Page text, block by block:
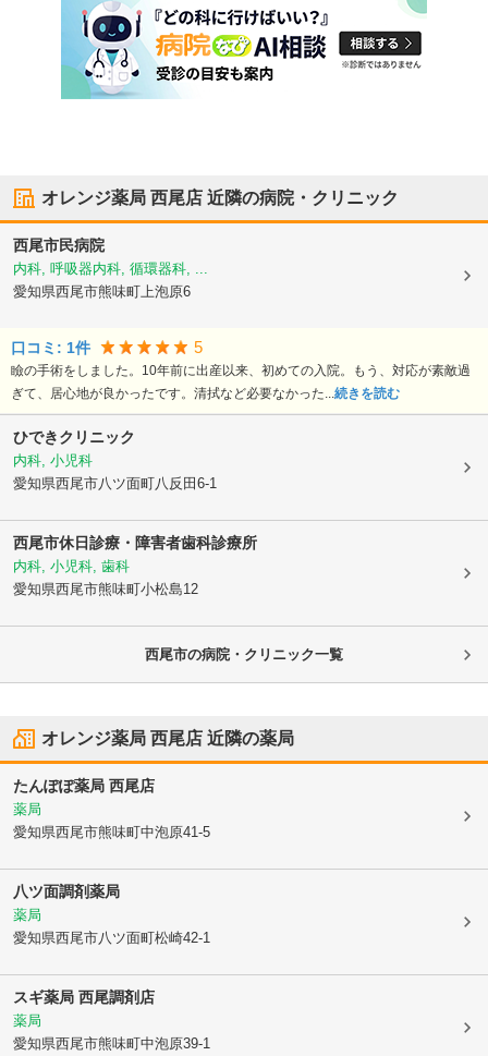
オレンジ薬局 西尾店 近隣の病院・クリニック
西尾市民病院
内科, 呼吸器内科, 循環器科, ...
愛知県西尾市熊味町上泡原6
口コミ: 1件 5
瞼の手術をしました。10年前に出産以来、初めての入院。もう、対応が素敵過
ぎて、居心地が良かったです。清拭など必要なかった...続きを読む
ひできクリニック
内科, 小児科
愛知県西尾市八ツ面町八反田6-1
西尾市休日診療・障害者歯科診療所
内科, 小児科, 歯科
愛知県西尾市熊味町小松島12
西尾市の病院・クリニック一覧
オレンジ薬局 西尾店 近隣の薬局
たんぽぽ薬局 西尾店
薬局
愛知県西尾市熊味町中泡原41-5
八ツ面調剤薬局
薬局
愛知県西尾市八ツ面町松崎42-1
スギ薬局 西尾調剤店
薬局
愛知県西尾市熊味町中泡原39-1